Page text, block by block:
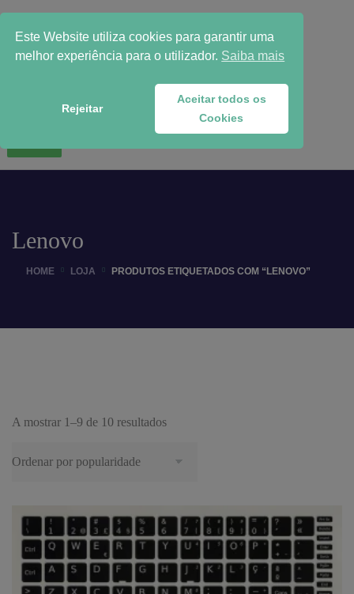
Lenovo
HOME LOJA PRODUTOS ETIQUETADOS COM “LENOVO”
A mostrar 1–9 de 10 resultados
Este Website utiliza cookies para garantir uma
melhor experiência para o utilizador. Saiba mais
Rejeitar
Aceitar todos os
Cookies